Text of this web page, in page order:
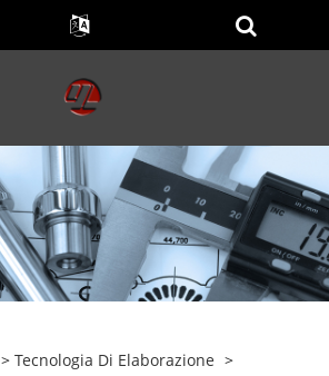
>Tecnologia Di Elaborazione >